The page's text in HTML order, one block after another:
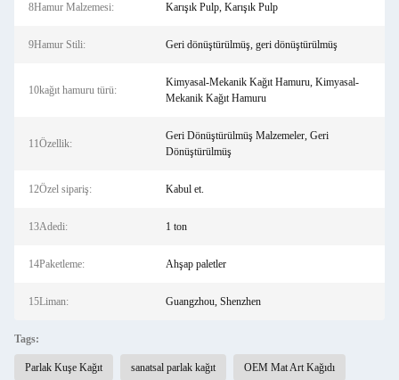
8Hamur Malzemesi: Karışık Pulp, Karışık Pulp
9Hamur Stili: Geri dönüştürülmüş, geri dönüştürülmüş
10kağıt hamuru türü:
Kimyasal-Mekanik Kağıt Hamuru, Kimyasal-
Mekanik Kağıt Hamuru
11Özellik:
Geri Dönüştürülmüş Malzemeler, Geri
Dönüştürülmüş
12Özel sipariş: Kabul et.
13Adedi: 1 ton
14Paketleme: Ahşap paletler
15Liman: Guangzhou, Shenzhen
Tags:
Parlak Kuşe Kağıt sanatsal parlak kağıt OEM Mat Art Kağıdı